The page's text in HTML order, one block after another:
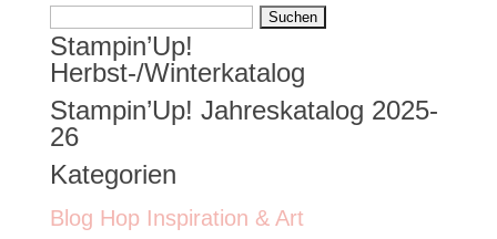
Suchen
nach:
Stampin’Up!
Herbst-/Winterkatalog
Stampin’Up! Jahreskatalog 2025-
26
Kategorien
Blog Hop Inspiration & Art